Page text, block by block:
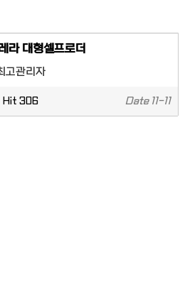
라 대형셀프로더
고관리자
Hit 306 Date11-11